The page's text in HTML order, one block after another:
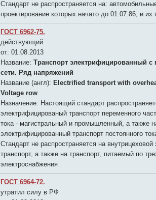
Стандарт не распространяется на:
проектирование которых начато до 01.07.86, и
ГОСТ 6962-75.
действующий
от: 01.08.2013
Название: Транспорт электрифицированный с
сети. Ряд напряжений
Название (англ): Electrified transport with
Voltage row
Назначение: Настоящий стандарт
электрифицированый транспорт переменного
тока - магистральный и промышленный, а также
электрифицированный транспорт постоянного
Стандарт не распространяется на
транспорт, а также на транспорт, питаемый по
электроснабжения
ГОСТ 6964-72.
утратил силу в РФ